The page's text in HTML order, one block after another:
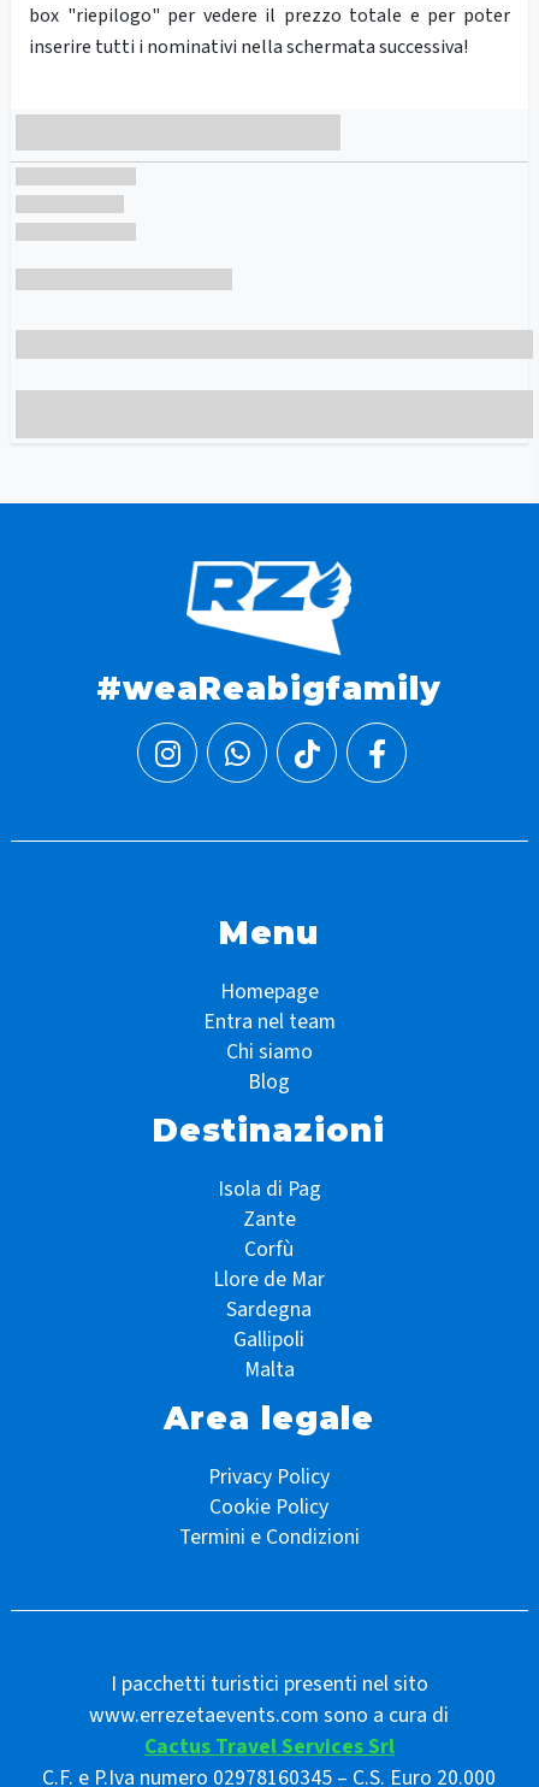
box "riepilogo" per vedere il prezzo totale e per poter
inserire tutti i nominativi nella schermata successiva!
#weaReabigfamily
Menu
Homepage
Entra nel team
Chi siamo
Blog
Destinazioni
Isola di Pag
Zante
Corfù
Llore de Mar
Sardegna
Gallipoli
Malta
Area legale
Privacy Policy
Cookie Policy
Termini e Condizioni
I pacchetti turistici presenti nel sito
www.errezetaevents.com sono a cura di
Cactus Travel Services Srl
C.F. e P.Iva numero 02978160345 – C.S. Euro 20.000